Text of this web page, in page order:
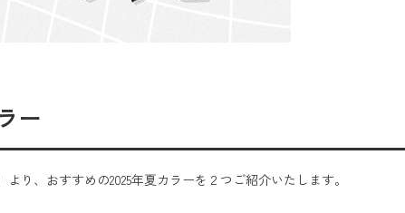
ー
り、おすすめの2025年夏カラーを２つご紹介いたします。